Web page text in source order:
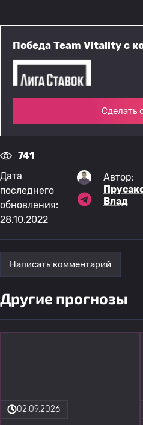
Победа Team Vitality с
Сделать
741
Дата
последнего
обновления:
28.10.2022
Автор:
Влад
Написать комментарий
Другие прогнозы
02.09.2026